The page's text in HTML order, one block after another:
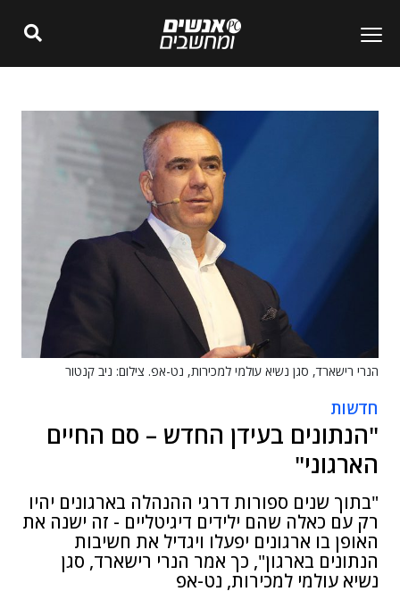
הנרי רישארד, סגן נשיא עולמי למכירות, נט-אפ. צילום: ניב קנטור
חדשות
"הנתונים בעידן החדש – סם החיים
הארגוני"
"בתוך שנים ספורות דרגי ההנהלה בארגונים יהיו
רק עם כאלה שהם ילידים דיגיטליים - זה ישנה את
האופן בו ארגונים יפעלו ויגדיל את חשיבות
הנתונים בארגון", כך אמר הנרי רישארד, סגן
נשיא עולמי למכירות, נט-אפ